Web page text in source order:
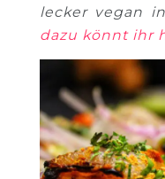
lecker vegan
dazu könnt ihr